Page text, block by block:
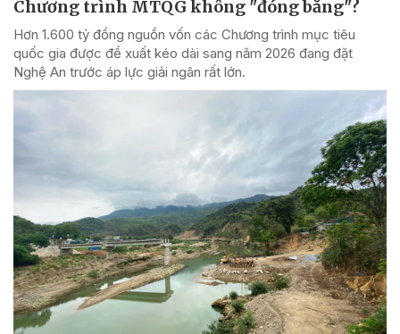
Chương trình MTQG không "đóng băng"?
Hơn 1.600 tỷ đồng nguồn vốn các Chương trình mục tiêu
quốc gia được đề xuất kéo dài sang năm 2026 đang đặt
Nghệ An trước áp lực giải ngân rất lớn.